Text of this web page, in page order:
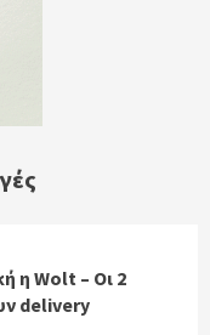
η Wolt – Οι 2
delivery